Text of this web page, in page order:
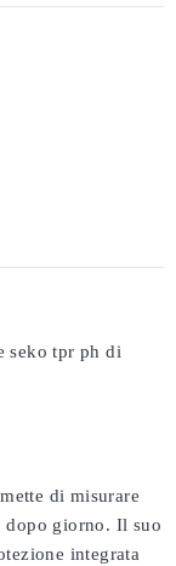
seko tpr ph di
di misurare
dopo giorno. Il suo
integrata